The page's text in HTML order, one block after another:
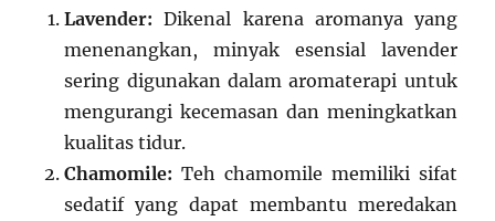
Lavender: Dikenal karena aromanya yang
menenangkan, minyak esensial lavender
sering digunakan dalam aromaterapi untuk
mengurangi kecemasan dan meningkatkan
kualitas tidur.
Chamomile: Teh chamomile memiliki sifat
sedatif yang dapat membantu meredakan